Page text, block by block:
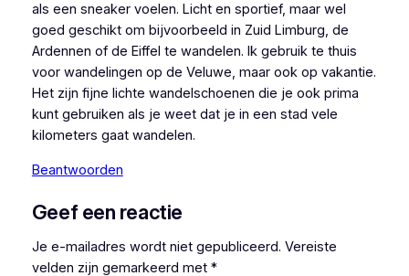
als een sneaker voelen. Licht en sportief, maar wel
goed geschikt om bijvoorbeeld in Zuid Limburg, de
Ardennen of de Eiffel te wandelen. Ik gebruik te thuis
voor wandelingen op de Veluwe, maar ook op vakantie.
Het zijn fijne lichte wandelschoenen die je ook prima
kunt gebruiken als je weet dat je in een stad vele
kilometers gaat wandelen.
Beantwoorden
Geef een reactie
Je e-mailadres wordt niet gepubliceerd. Vereiste
velden zijn gemarkeerd met *